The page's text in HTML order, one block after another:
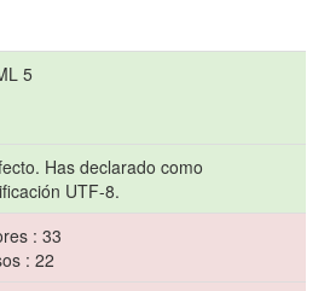
5
Has declarado como
UTF-8.
: 33
: 22